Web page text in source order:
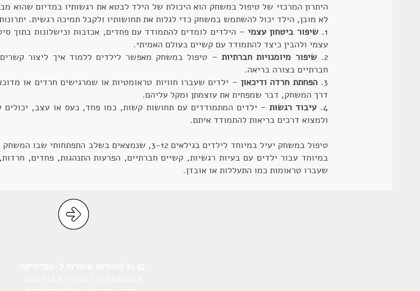
היתרון המרכזי של טיפול במשחק הוא היכולת של הילד לבטא את רגשותיו במדיום שהוא
לא מובן, הילד יכול להשתמש במשחק כדי לגלות את תחושותיו ולקבל תמיכה רגשית. יתרונות
1. שיפור ביטחון עצמי – הילדים לומדים להתמודד עם פחדים, אכזבות וכישלונות בתוך
עצמי ולהבין כיצד להתמודד עם קשיים בעולם האמיתי.
2.
שיפור מיומנויות חברתיות – טיפול במשחק מאפשר לילדים ללמוד איך ליצור
חברתיים בצורה בריאה.
3. הפחתת חרדה ודיכאון – ילדים שעברו חוויות טראומטיות או שמרגישים חרדים או
דרך המשחק, דבר שמפחית את עוצמתן ומקל עליהם.
4. עיבוד רגשות– ילדים המתמודדים עם תחושות קשות, כמו פחד, כעס או עצב,
ולמצוא דרכים בריאות להתמודד איתם.
טיפול במשחק יעיל במיוחד לילדים בגילאים 3-12, שנמצאים
במיוחד עבור ילדים עם בעיות רגשיות, קשיים חברתיים, הפרעות התנהגות, פחדים,
שעברו טראומות כמו התעללות או אובדן.